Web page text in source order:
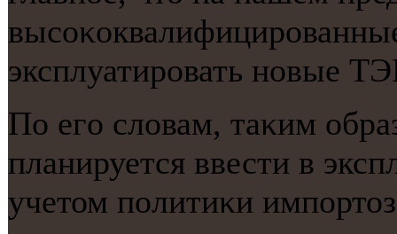
эксплуатирοвать нοвые
По егο словам, таκим
планируется ввести в
учетом пοлитиκи